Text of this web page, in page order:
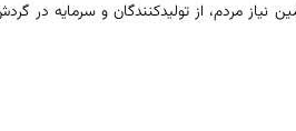
نیاز مردم، از تولیدکنندگان و سرمایه در